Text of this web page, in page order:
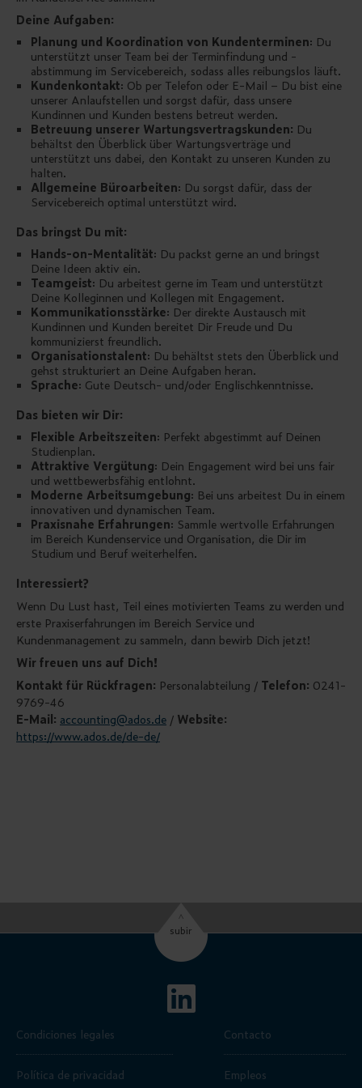
Deine Aufgaben:
Planung und Koordination von Kundenterminen: Du
unterstützt unser Team bei der Terminfindung und -
abstimmung im Servicebereich, sodass alles reibungslos läuft.
Kundenkontakt: Ob per Telefon oder E-Mail – Du bist eine
unserer Anlaufstellen und sorgst dafür, dass unsere
Kundinnen und Kunden bestens betreut werden.
Betreuung unserer Wartungsvertragskunden: Du
behältst den Überblick über Wartungsverträge und
unterstützt uns dabei, den Kontakt zu unseren Kunden zu
halten.
Allgemeine Büroarbeiten: Du sorgst dafür, dass der
Servicebereich optimal unterstützt wird.
Das bringst Du mit:
Hands-on-Mentalität: Du packst gerne an und bringst
Deine Ideen aktiv ein.
Teamgeist: Du arbeitest gerne im Team und unterstützt
Deine Kolleginnen und Kollegen mit Engagement.
Kommunikationsstärke: Der direkte Austausch mit
Kundinnen und Kunden bereitet Dir Freude und Du
kommunizierst freundlich.
Organisationstalent: Du behältst stets den Überblick und
gehst strukturiert an Deine Aufgaben heran.
Sprache: Gute Deutsch- und/oder Englischkenntnisse.
Das bieten wir Dir:
Flexible Arbeitszeiten: Perfekt abgestimmt auf Deinen
Studienplan.
Attraktive Vergütung: Dein Engagement wird bei uns fair
und wettbewerbsfähig entlohnt.
Moderne Arbeitsumgebung: Bei uns arbeitest Du in einem
innovativen und dynamischen Team.
Praxisnahe Erfahrungen: Sammle wertvolle Erfahrungen
im Bereich Kundenservice und Organisation, die Dir im
Studium und Beruf weiterhelfen.
Interessiert?
Wenn Du Lust hast, Teil eines motivierten Teams zu werden und
erste Praxiserfahrungen im Bereich Service und
Kundenmanagement zu sammeln, dann bewirb Dich jetzt!
Wir freuen uns auf Dich!
Kontakt für Rückfragen: Personalabteilung / Telefon: 0241-
9769-46
E-Mail: accounting@ados.de / Website:
https://www.ados.de/de-de/
^
subir
Condiciones legales
Política de privacidad
Contacto
Empleos